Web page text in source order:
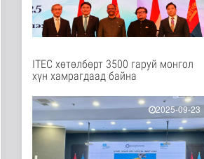
"Сэлэнгэ-2026” хээрийн
сургууль амжилттай
явагда..
Испани улс
маргааны улмаас
Италиас и..
Дэлхийд
6 цаг 51 минутын өмнө
ITEC хөтөлбөрт 3500 гаруй монгол
хүн хамрагдаад байна
2025-09-23